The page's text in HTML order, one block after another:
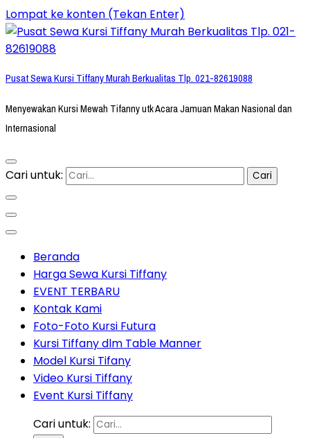
Lompat ke konten (Tekan Enter)
Pusat Sewa Kursi Tiffany Murah Berkualitas Tlp. 021-82619088
Menyewakan Kursi Mewah Tifanny utk Acara Jamuan Makan Nasional dan
Internasional
Cari untuk:
Beranda
Harga Sewa Kursi Tiffany
EVENT TERBARU
Kontak Kami
Foto-Foto Kursi Futura
Kursi Tiffany dlm Table Manner
Model Kursi Tifany
Video Kursi Tiffany
Event Kursi Tiffany
Cari untuk: